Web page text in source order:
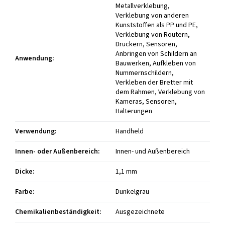
Anwendung:
Metallverklebung,
Verklebung von anderen
Kunststoffen als PP und PE,
Verklebung von Routern,
Druckern, Sensoren,
Anbringen von Schildern an
Bauwerken, Aufkleben von
Nummernschildern,
Verkleben der Bretter mit
dem Rahmen, Verklebung von
Kameras, Sensoren,
Halterungen
Verwendung:
Handheld
Innen- oder Außenbereich:
Innen- und Außenbereich
Dicke:
1,1 mm
Farbe:
Dunkelgrau
Chemikalienbeständigkeit:
Ausgezeichnete